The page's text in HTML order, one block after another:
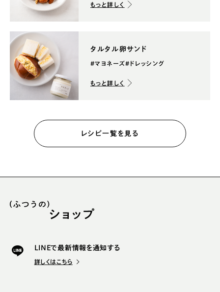
もっと詳しく
タルタル卵サンド
#マヨネーズ#ドレッシング
もっと詳しく
レシピ一覧を見る
LINEで最新情報を通知する
詳しくはこちら